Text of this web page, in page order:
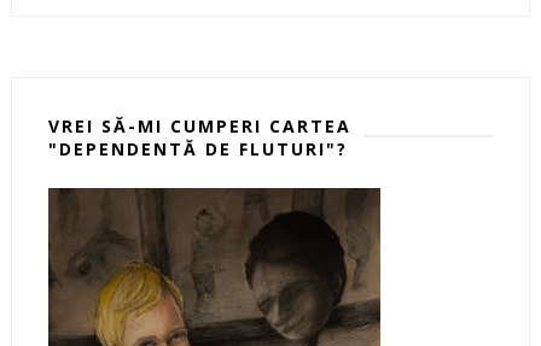
VREI SĂ-MI CUMPERI CARTEA
"DEPENDENTĂ DE FLUTURI"?